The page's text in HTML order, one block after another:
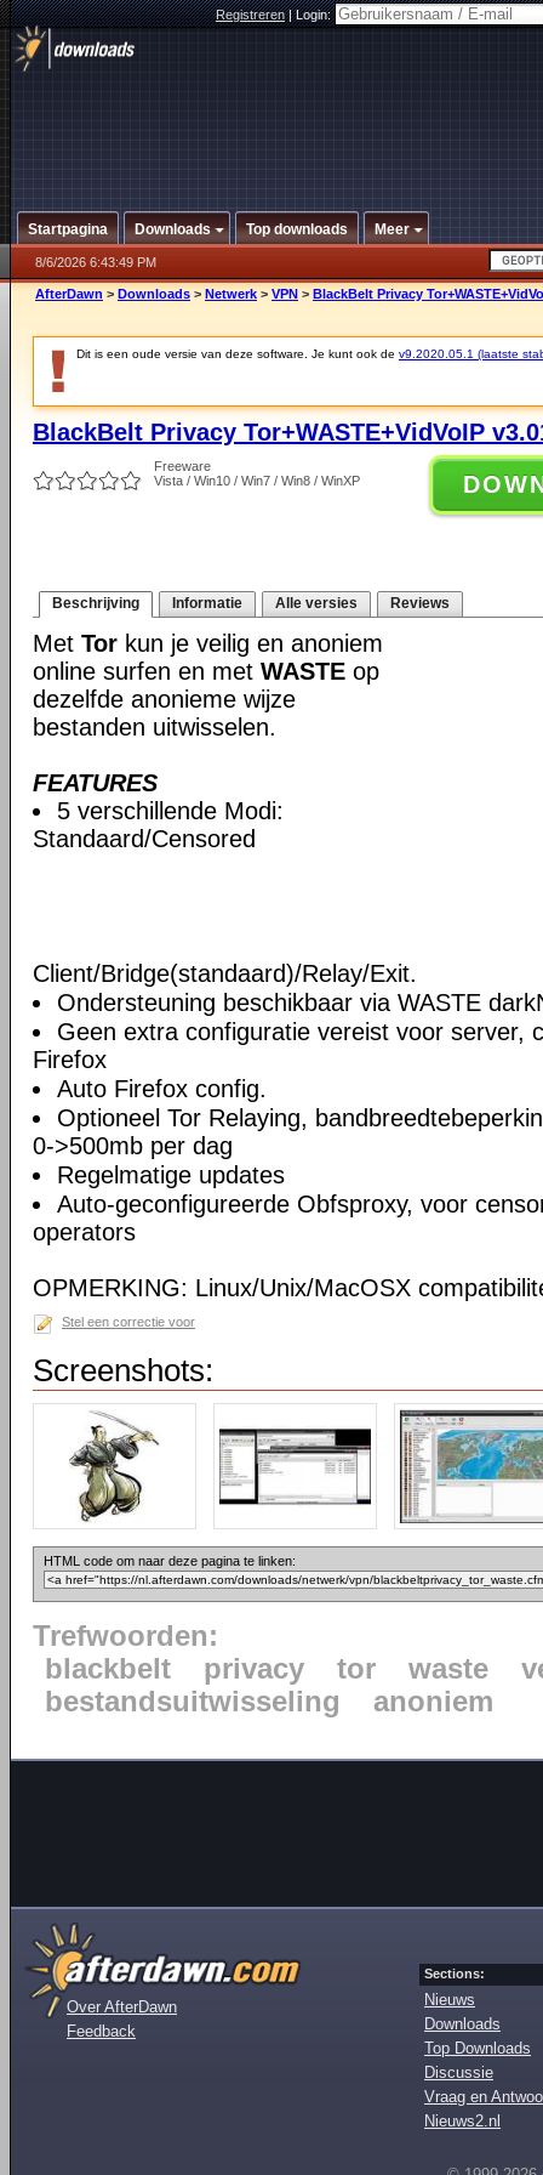
Registreren|Login:
Startpagina Downloads Top downloads Meer
8/6/2026 6:43:49 PM
AfterDawn > Downloads > Netwerk > VPN > BlackBelt Privacy
Dit is een oude versie van deze software. Je kunt ook de v9.2020.05.1 (laatste
BlackBelt Privacy Tor+WASTE+VidVoIP
Freeware
Vista / Win10 / Win7 / Win8 / WinXP
Beschrijving Informatie Alle versies Reviews
Met Tor kun je veilig en anoniem
online surfen en met WASTE op
dezelfde anonieme wijze
bestanden uitwisselen.
FEATURES
5 verschillende Modi:
Standaard/Censored
Client/Bridge(standaard)/Relay/Exit.
Ondersteuning beschikbaar via WASTE
Geen extra configuratie vereist voor server,
Firefox
Auto Firefox config.
Optioneel Tor Relaying,
0->500mb per dag
Regelmatige updates
Auto-geconfigureerde Obfsproxy, voor
operators
OPMERKING: Linux/Unix/MacOSX
Stel een correctie voor
Screenshots:
HTML code om naar deze pagina te linken:
Trefwoorden:
blackbelt
privacy tor waste
bestandsuitwisseling
anoniem
Over AfterDawn
Feedback
Sections:
Nieuws
Downloads
Top Downloads
Discussie
Vraag en
Nieuws2.nl